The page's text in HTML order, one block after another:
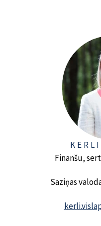
Finanšu,
Saziņas